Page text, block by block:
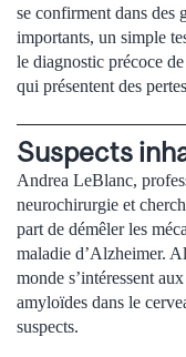
se confirment dans des
importants, un simple
le diagnostic précoce
qui présentent des
Suspects
Andrea LeBlanc,
neurochirurgie et
part de démêler les
maladie d’Alzheimer.
monde s’intéressent
amyloïdes dans le
suspects.